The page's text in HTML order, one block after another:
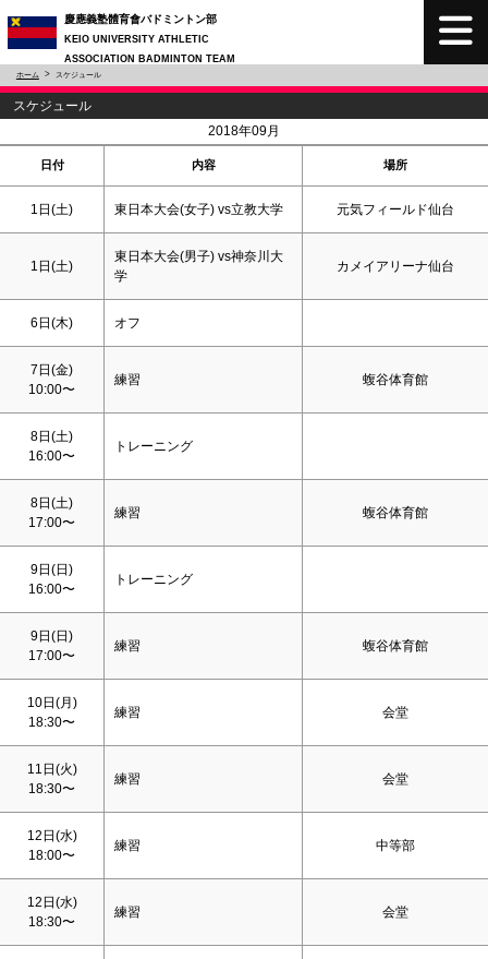
慶應義塾體育會バドミントン部
KEIO UNIVERSITY ATHLETIC
ASSOCIATION BADMINTON TEAM
ホーム スケジュール
スケジュール
2018年09月
日付 内容 場所
1日(土) 東日本大会(女子) vs立教大学 元気フィールド仙台
1日(土)
東日本大会(男子) vs神奈川大
学
カメイアリーナ仙台
6日(木) オフ
7日(金)
10:00〜
練習 蝮谷体育館
8日(土)
16:00〜
トレーニング
8日(土)
17:00〜
練習 蝮谷体育館
9日(日)
16:00〜
トレーニング
9日(日)
17:00〜
練習 蝮谷体育館
10日(月)
18:30〜
練習 会堂
11日(火)
18:30〜
練習 会堂
12日(水)
18:00〜
練習 中等部
12日(水)
18:30〜
練習 会堂